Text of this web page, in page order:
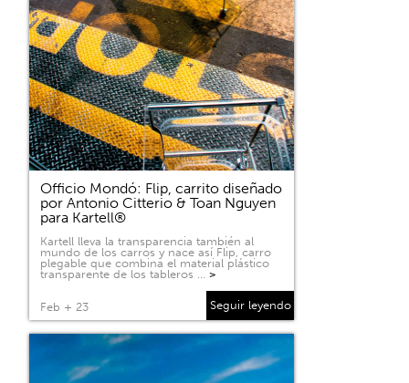
Officio Mondó: Flip, carrito diseñado
por Antonio Citterio & Toan Nguyen
para Kartell®
Kartell lleva la transparencia también al
mundo de los carros y nace así Flip, carro
plegable que combina el material plástico
transparente de los tableros … >
Feb + 23 Seguir leyendo